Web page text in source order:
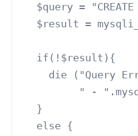
$query =
$result =
  if(!$result){
die ("Query
" -
  }
  else {